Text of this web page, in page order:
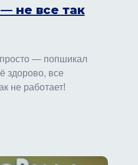
не все так
просто — попшикал
здорово, все
не работает!